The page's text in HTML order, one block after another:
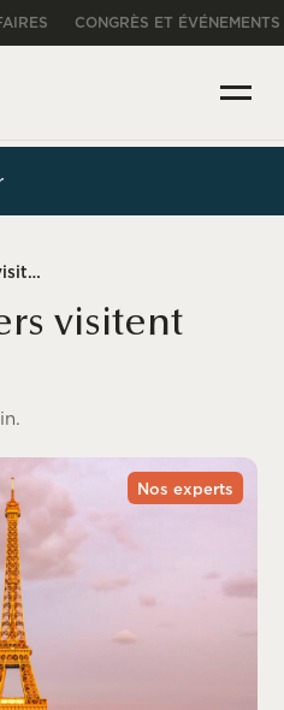
CONGRÈS ET ÉVÉNEMENTS
Nos conseillers visitent Paris
visitent
Nos experts